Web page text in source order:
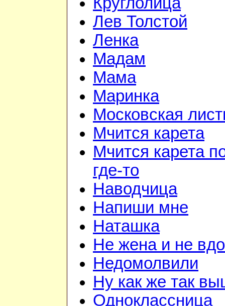
Лев Толстой
Ленка
Мадам
Мама
Маринка
Московская
Мчится карета
Мчится карета
где-то
Наводчица
Напиши мне
Наташка
Не жена и не
Недомолвили
Ну как же так
Одноклассница